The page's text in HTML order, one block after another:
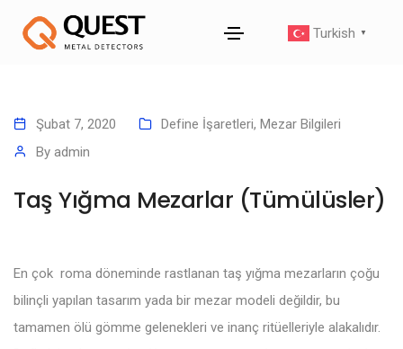
Turkish ▼
Şubat 7, 2020 Define İşaretleri, Mezar Bilgileri
By admin
Taş Yığma Mezarlar (Tümülüsler)
En çok roma döneminde rastlanan taş yığma mezarların çoğu
bilinçli yapılan tasarım yada bir mezar modeli değildir, bu
tamamen ölü gömme gelenekleri ve inanç ritüelleriyle alakalıdır.